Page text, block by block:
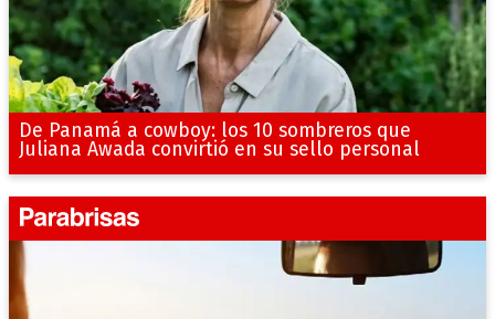
De Panamá a cowboy: los 10 sombreros que
Juliana Awada convirtió en su sello personal